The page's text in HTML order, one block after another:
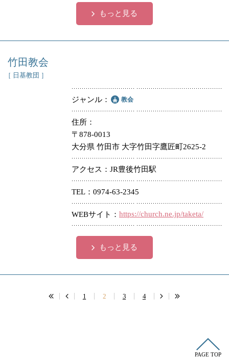
もっと見る
竹田教会
［ 日基教団 ］
ジャンル 教会
住所
〒878-0013
大分県 竹田市 大字竹田字鷹匠町2625-2
アクセス JR豊後竹田駅
TEL 0974-63-2345
WEBサイト https://church.ne.jp/taketa/
もっと見る
1 2 3 4
PAGE TOP